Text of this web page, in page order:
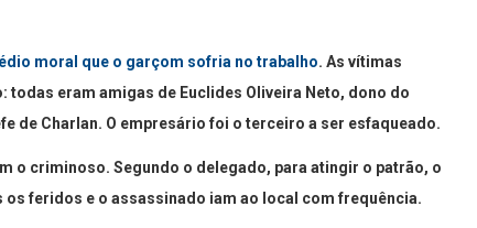
moral que o garçom sofria no trabalho. As vítimas
eram amigas de Euclides Oliveira Neto, dono do
de Charlan. O empresário foi o terceiro a ser esfaqueado.
o criminoso. Segundo o delegado, para atingir o patrão, o
feridos e o assassinado iam ao local com frequência.